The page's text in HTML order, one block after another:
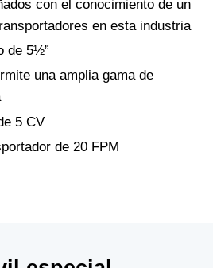
con el conocimiento de un
en esta industria
de 5½”
una amplia gama de
5 CV
de 20 FPM